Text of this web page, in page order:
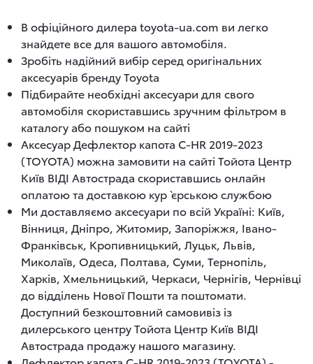
В офіційного дилера toyota-ua.com ви легко
знайдете все для вашого автомобіля.
Зробіть надійний вибір серед оригінальних
аксесуарів бренду Toyota
Підбирайте необхідні аксесуари для свого
автомобіля скориставшись зручним фільтром в
каталогу або пошуком на сайті
Аксесуар Дефлектор капота C-HR 2019-2023
(TOYOTA) можна замовити на сайті Тойота Центр
Київ ВІДІ Автострада скориставшись онлайн
оплатою та доставкою кур`єрською службою
Ми доставляємо аксесуари по всій Україні: Київ,
Вінниця, Дніпро, Житомир, Запоріжжя, Івано-
Франківськ, Кропивницький, Луцьк, Львів,
Миколаїв, Одеса, Полтава, Суми, Тернопіль,
Харків, Хмельницький, Черкаси, Чернігів, Чернівці
до відділень Нової Пошти та поштомати.
Доступний безкоштовний самовивіз із
дилерського центру Тойота Центр Київ ВІДІ
Автострада продажу нашого магазину.